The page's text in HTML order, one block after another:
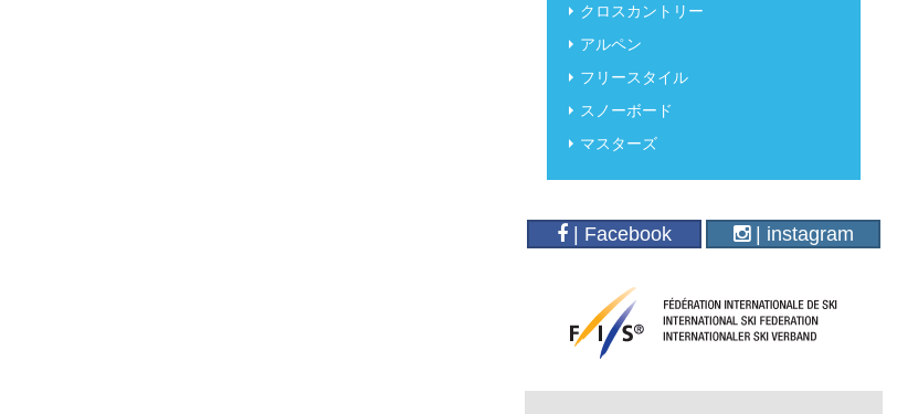
クロスカントリー
アルペン
フリースタイル
スノーボード
マスターズ
| Facebook | instagram